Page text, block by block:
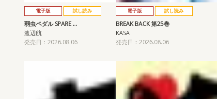
電子版 試し読み
弱虫ペダル SPARE …
渡辺航
発売日：2026.08.06
電子版 試し読み
BREAK BACK 第25巻
KASA
発売日：2026.08.06